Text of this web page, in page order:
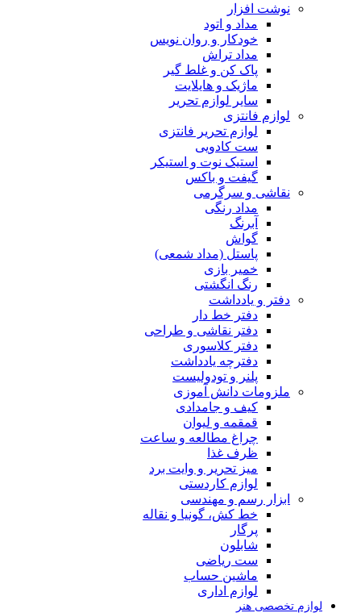
نوشت افزار
مداد و اتود
خودکار و روان نویس
مداد تراش
پاک کن و غلط گیر
ماژیک و هایلایت
سایر لوازم تحریر
لوازم فانتزی
لوازم تحریر فانتزی
ست کادویی
استیک نوت و استیکر
گیفت و باکس
نقاشی و سرگرمی
مداد رنگی
آبرنگ
گواش
پاستل (مداد شمعی)
خمیر بازی
رنگ انگشتی
دفتر و یادداشت
دفتر خط دار
دفتر نقاشی و طراحی
دفتر کلاسوری
دفترچه یادداشت
پلنر و تودولیست
ملزومات دانش آموزی
کیف و جامدادی
قمقمه و لیوان
چراغ مطالعه و ساعت
ظرف غذا
میز تحریر و وایت برد
لوازم کاردستی
ابزار رسم و مهندسی
خط کش، گونیا و نقاله
پرگار
شابلون
ست ریاضی
ماشین حساب
لوازم اداری
لوازم تخصصی هنر